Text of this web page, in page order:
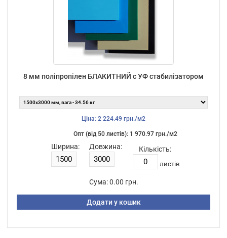
8 мм поліпропілен БЛАКИТНИЙ с УФ стабилізатором
Ціна: 2 224.49 грн./м2
Опт (від 50 листiв): 1 970.97 грн./м2
Ширина: Довжина: Кількість:
листiв
Сума: 0.00 грн.
Додати у кошик